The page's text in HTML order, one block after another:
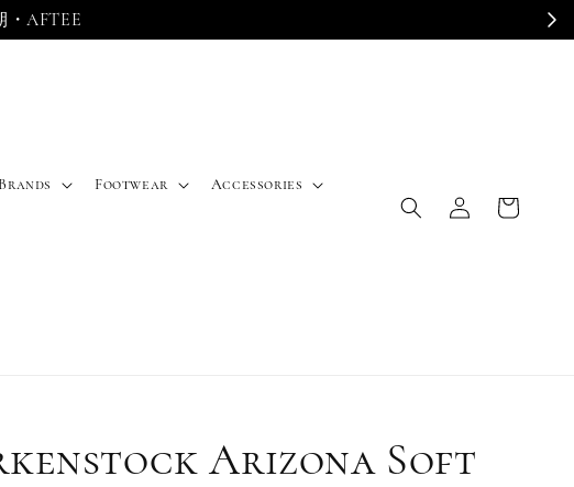
AFTEE
Footwear Accessories
Arizona Soft